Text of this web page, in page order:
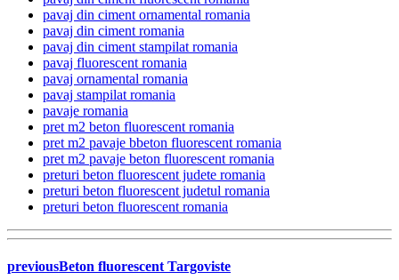
pavaj din ciment ornamental romania
pavaj din ciment romania
pavaj din ciment stampilat romania
pavaj fluorescent romania
pavaj ornamental romania
pavaj stampilat romania
pavaje romania
pret m2 beton fluorescent romania
pret m2 pavaje bbeton fluorescent romania
pret m2 pavaje beton fluorescent romania
preturi beton fluorescent judete romania
preturi beton fluorescent judetul romania
preturi beton fluorescent romania
previousBeton fluorescent Targoviste